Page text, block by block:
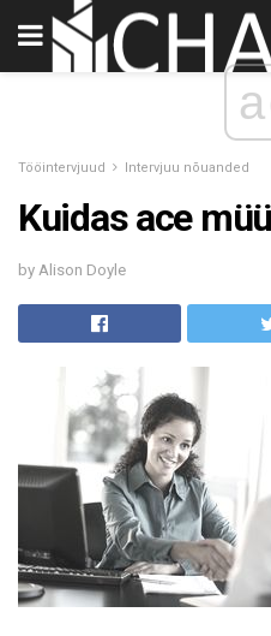
Tööintervjuud Intervjuu nõuanded
Kuidas ace
by Alison Doyle